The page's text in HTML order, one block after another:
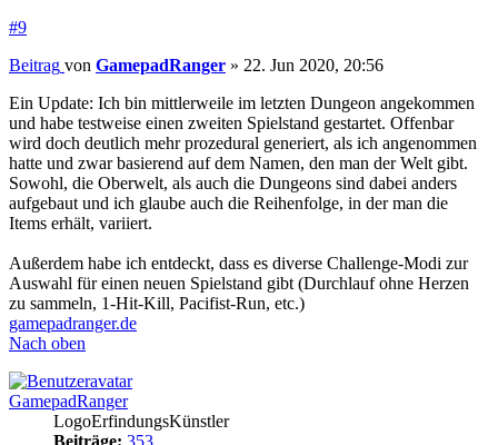
#9
Beitrag von GamepadRanger » 22. Jun 2020, 20:56
Ein Update: Ich bin mittlerweile im letzten Dungeon angekommen
und habe testweise einen zweiten Spielstand gestartet. Offenbar
wird doch deutlich mehr prozedural generiert, als ich angenommen
hatte und zwar basierend auf dem Namen, den man der Welt gibt.
Sowohl, die Oberwelt, als auch die Dungeons sind dabei anders
aufgebaut und ich glaube auch die Reihenfolge, in der man die
Items erhält, variiert.
Außerdem habe ich entdeckt, dass es diverse Challenge-Modi zur
Auswahl für einen neuen Spielstand gibt (Durchlauf ohne Herzen
zu sammeln, 1-Hit-Kill, Pacifist-Run, etc.)
gamepadranger.de
Nach oben
GamepadRanger
LogoErfindungsKünstler
Beiträge: 353